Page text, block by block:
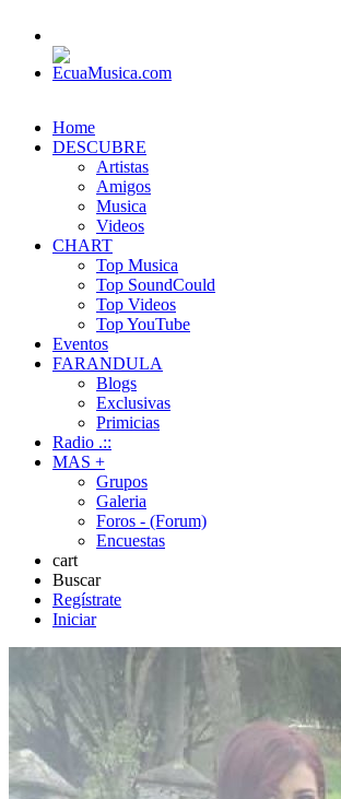
Home
DESCUBRE
Artistas
Amigos
Musica
Videos
CHART
Top Musica
Top SoundCould
Top Videos
Top YouTube
Eventos
FARANDULA
Blogs
Exclusivas
Primicias
Radio .::
MAS +
Grupos
Galeria
Foros - (Forum)
Encuestas
cart
Buscar
Regístrate
Iniciar